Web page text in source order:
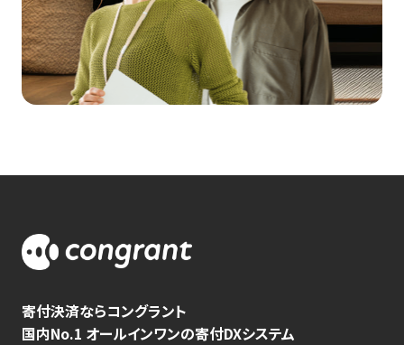
寄付決済ならコングラント
国内No.1 オールインワンの寄付DXシステム